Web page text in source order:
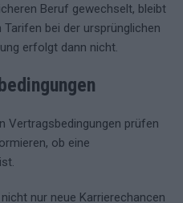
Beruf gewechselt, bleibt
bei der ursprünglichen
erfolgt dann nicht.
Vertragsbedingungen prüfen
ob eine
nur neue Karrierechancen